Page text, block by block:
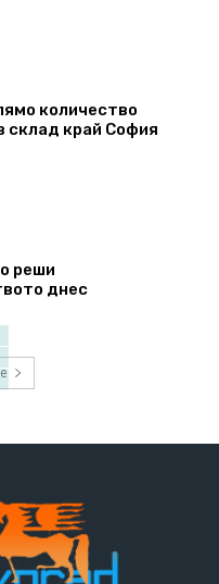
количество
склад край София
реши
днес